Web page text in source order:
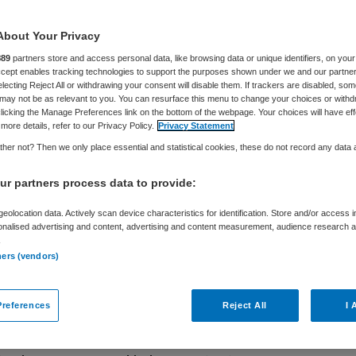
een diagnose gegrepen en een stempel
gaat veel te ver', vindt jeugdpsycholoog en
Geertjan Overbeek.
2025 NIEUWS ZORGENKINDEREN
kinderopvang: ‘Dit wordt gewoon
streeft ernaar dat in 2035 de meeste
kinderopvang in Nederland inclusief zijn. Dat
We vroegen het aan Anne-Sophie
Your Privacy
partners store and access personal data, like browsing data or unique identifiers, on your
enables tracking technologies to support the purposes shown under we and our
Reject All or withdrawing your consent will disable them. If trackers are disabled,
not be as relevant to you. You can resurface this menu to change your choices or
the Manage Preferences link on the bottom of the webpage. Your choices will have
details, refer to our Privacy Policy. Privacy Statement
not? Then we only place essential and statistical cookies, these do not record any data
partners process data to provide:
data. Actively scan device characteristics for identification. Store and/or access
advertising and content, advertising and content measurement, audience research
(vendors)
Reject All I